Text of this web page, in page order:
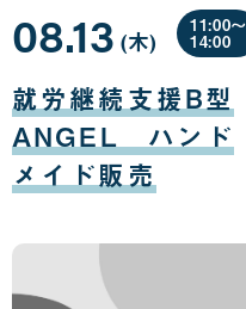
就労継続支援B型
ANGEL ハンド
メイド販売
08.13
月
13
日
(木曜
日
)
11:00〜
14:00